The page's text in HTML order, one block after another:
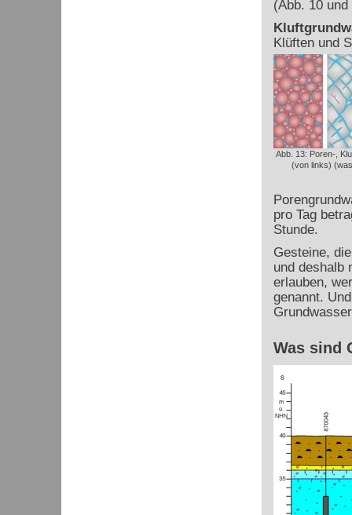
(Abb. 10 und
Klüften und
Abb. 13: Poren-,
(von links)
pro Tag
Stunde.
Gesteine,
und deshalb
erlauben,
genannt.
Was sind